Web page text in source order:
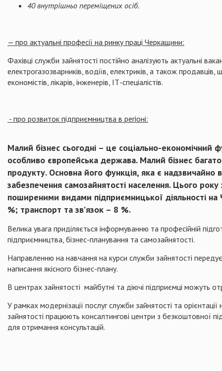
40 внутрішньо переміщених осіб.
— про актуальні професії на ринку праці Черкащини:
Фахівці служби зайнятості постійно аналізують актуальні
електрогазозварників, водіїв, електриків, а також
економістів, лікарів, інженерів, ІТ-спеціалістів.
- про розвиток підприємництва в регіоні:
Малий бізнес сьогодні – це соціально-економічний
особливо європейська держава. Малий бізнес
продукту. Основна його функція, яка є
забезпечення самозайнятості населення. Цього
поширеними видами підприємницької діяльності
%; транспорт та зв’язок – 8 %.
Велика увага приділяється інформуванню та професійній
підприємництва, бізнес-планування та самозайнятості.
Направленню на навчання на курси служби зайнятості
написання якісного бізнес-плану.
В центрах зайнятості майбутні та діючі підприємці можуть
У рамках модернізації послуг служби зайнятості та
зайнятості працюють консалтингові центри з безкоштовної
для отримання консультацій.